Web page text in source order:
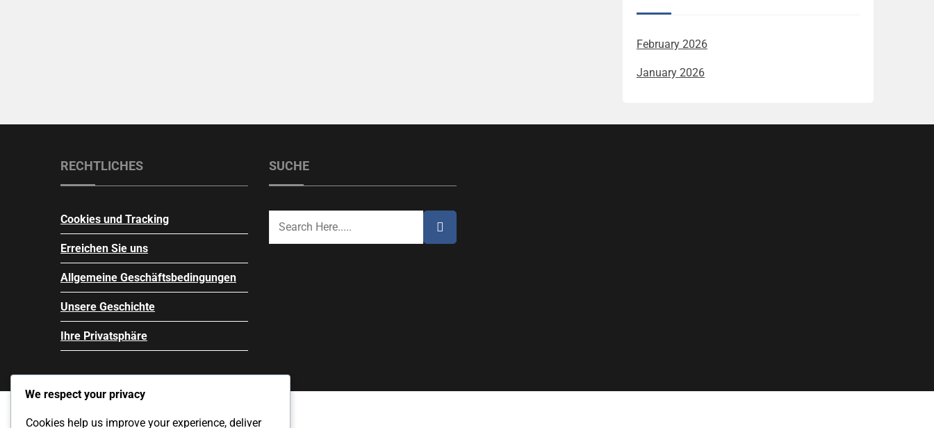
February 2026
January 2026
RECHTLICHES
Cookies und Tracking
Erreichen Sie uns
Allgemeine Geschäftsbedingungen
Unsere Geschichte
Ihre Privatsphäre
SUCHE
We respect your privacy
Cookies help us improve your experience, deliver